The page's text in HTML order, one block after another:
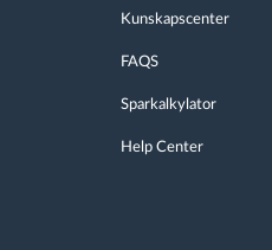
Kunskapscenter
FAQS
Sparkalkylator
Help Center